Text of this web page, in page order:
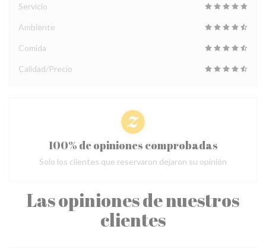
Las opiniones de nuestros
clientes
Servicio
Ambiente
Comida
Calidad/Precio
100% de opiniones comprobadas
Solo los clientes que reservaron dejaron su opinión